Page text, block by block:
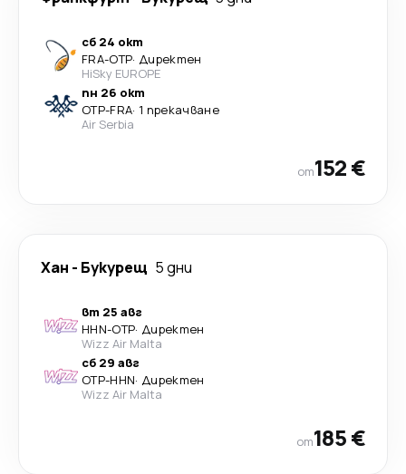
сб 24 окт
FRA-OTP· Директен
HiSky EUROPE
пн 26 окт
OTP-FRA· 1 прекачване
Air Serbia
от152 €
Хан - Букурещ 5 дни
вт 25 авг
HHN-OTP· Директен
Wizz Air Malta
сб 29 авг
OTP-HHN· Директен
Wizz Air Malta
от185 €